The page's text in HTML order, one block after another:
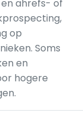
ahrefs- of
op
Soms
en
hogere